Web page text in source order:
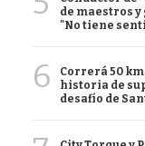
de maestros
"No tiene
6
Correrá 50
historia de
desafío de